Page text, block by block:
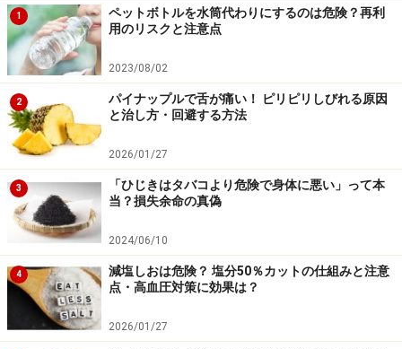
1
ペットボトルを水筒代わりにするのは危険？再利
用のリスクと注意点
2023/08/02
2
パイナップルで舌が痛い！ ピリピリしびれる原因
と治し方・回避する方法
2026/01/27
3
「ひじきはタバコより危険で身体に悪い」って本
当？損失余命の真偽
2024/06/10
4
減塩しおは危険？ 塩分50％カットの仕組みと注意
点・高血圧対策に効果は？
2026/01/27